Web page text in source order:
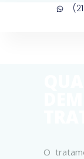
O